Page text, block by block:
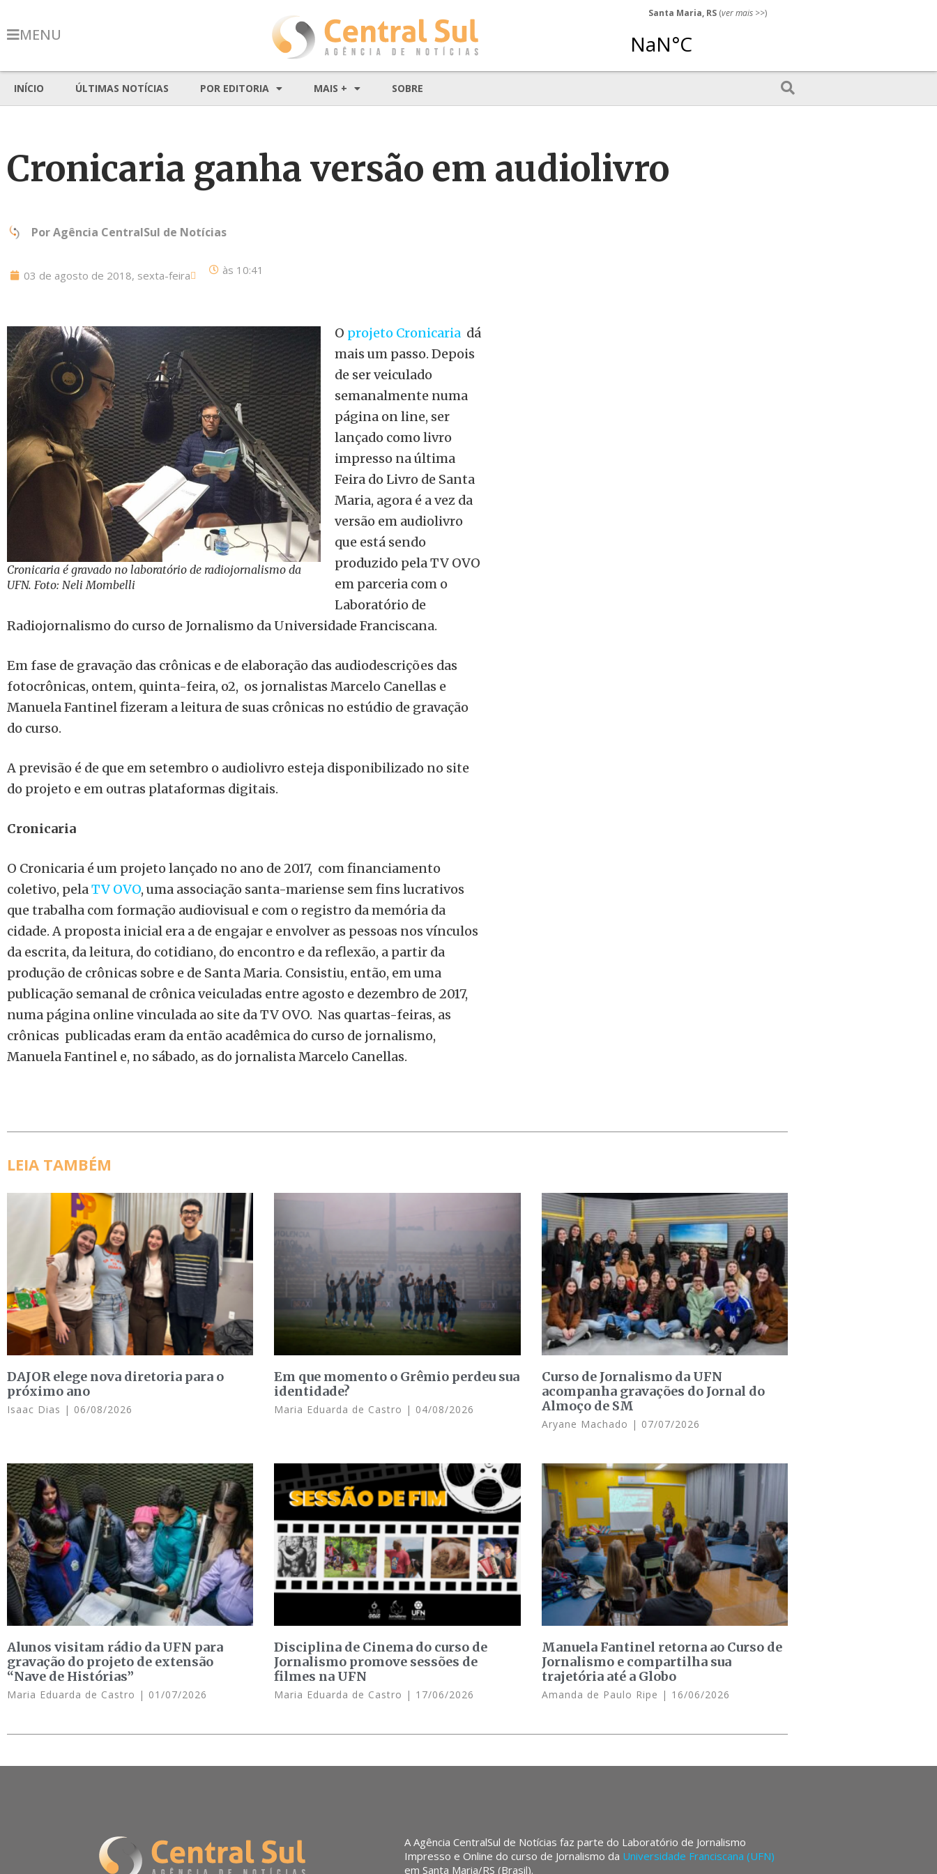
MENU
Santa Maria, RS (ver mais >>)
INÍCIO ÚLTIMAS NOTÍCIAS POR EDITORIA MAIS + SOBRE
Cronicaria ganha versão em audiolivro
PorAgência CentralSul de Notícias
03 de agosto de 2018, sexta-feira às 10:41
Cronicaria é gravado no laboratório de radiojornalismo da
UFN. Foto: Neli Mombelli
O projeto Cronicaria dá
mais um passo. Depois
de ser veiculado
semanalmente numa
página on line, ser
lançado como livro
impresso na última
Feira do Livro de Santa
Maria, agora é a vez da
versão em audiolivro
que está sendo
produzido pela TV OVO
em parceria com o
Laboratório de
Radiojornalismo do curso de Jornalismo da Universidade Franciscana.
Em fase de gravação das crônicas e de elaboração das audiodescrições das
fotocrônicas, ontem, quinta-feira, o2, os jornalistas Marcelo Canellas e
Manuela Fantinel fizeram a leitura de suas crônicas no estúdio de gravação
do curso.
A previsão é de que em setembro o audiolivro esteja disponibilizado no site
do projeto e em outras plataformas digitais.
Cronicaria
O Cronicaria é um projeto lançado no ano de 2017, com financiamento
coletivo, pelaTV OVO, uma associação santa-mariense sem fins lucrativos
que trabalha com formação audiovisual e com o registro da memória da
cidade. A proposta inicial era a de engajar e envolver as pessoas nos vínculos
da escrita, da leitura, do cotidiano, do encontro e da reflexão, a partir da
produção de crônicas sobre e de Santa Maria. Consistiu, então, em uma
publicação semanal de crônica veiculadas entre agosto e dezembro de 2017,
numa página online vinculada ao site da TV OVO. Nas quartas-feiras, as
crônicas publicadas eram da então acadêmica do curso de jornalismo,
Manuela Fantinel e, no sábado, as do jornalista Marcelo Canellas.
LEIA TAMBÉM
DAJOR elege nova diretoria para o
próximo ano
Isaac Dias 06/08/2026
Em que momento o Grêmio perdeu sua
identidade?
Maria Eduarda de Castro 04/08/2026
Curso de Jornalismo da UFN
acompanha gravações do Jornal do
Almoço de SM
Aryane Machado 07/07/2026
Alunos visitam rádio da UFN para
gravação do projeto de extensão
“Nave de Histórias”
Maria Eduarda de Castro 01/07/2026
Disciplina de Cinema do curso de
Jornalismo promove sessões de
filmes na UFN
Maria Eduarda de Castro 17/06/2026
Manuela Fantinel retorna ao Curso de
Jornalismo e compartilha sua
trajetória até a Globo
Amanda de Paulo Ripe 16/06/2026
A Agência CentralSul de Notícias faz parte do Laboratório de Jornalismo
Impresso e Online do curso de Jornalismo da Universidade Franciscana (UFN)
em Santa Maria/RS (Brasil).